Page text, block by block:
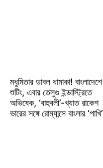
মধুমিতার ডাবল ধামাকা! বাংলাদেশে
শুটিং, এবার তেলুগু ইন্ডাস্ট্রিতে
অভিষেক, ‘বাহুবলী’-খ্যাত রাকেশ
ভারের সঙ্গে রোম্যান্সে বাংলার ‘পাখি’